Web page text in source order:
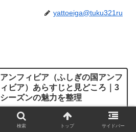
yattoeiga@tuku321ru
アンフィビア（ふしぎの国アンフ
ィビア）あらすじと見どころ｜3
シーズンの魅力を整理
長を描くディズニーアニメ「アンフィビ
ア（ふしぎの国アンフィビア）」。全3シ
検索 トップ サイドバー